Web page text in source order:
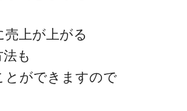
売上が上がる
も
とができますので